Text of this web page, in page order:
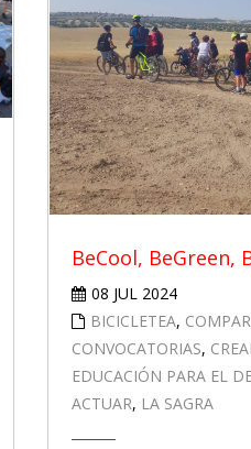
BeCool, BeGreen,
08 JUL 2024
BICICLETEA,
CONVOCATORIAS,
EDUCACIÓN PARA EL
ACTUAR, LA SAGRA